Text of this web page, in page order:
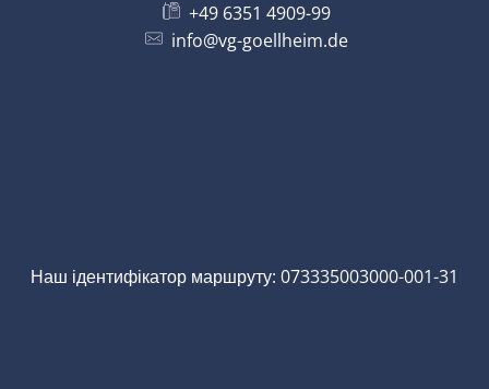
+49 6351 4909-99
info@vg-goellheim.de
Наш ідентифікатор маршруту: 073335003000-001-31